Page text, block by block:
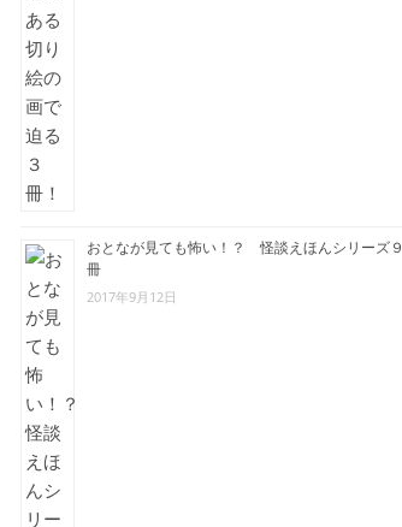
おとなが見ても怖い！？ 怪談えほんシリーズ９
冊
2017年9月12日